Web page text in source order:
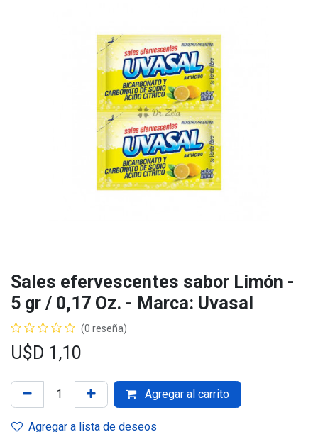
Sales efervescentes sabor Limón -
5 gr / 0,17 Oz. - Marca: Uvasal
(0 reseña)
U$D 1,10
Agregar al carrito
Agregar a lista de deseos